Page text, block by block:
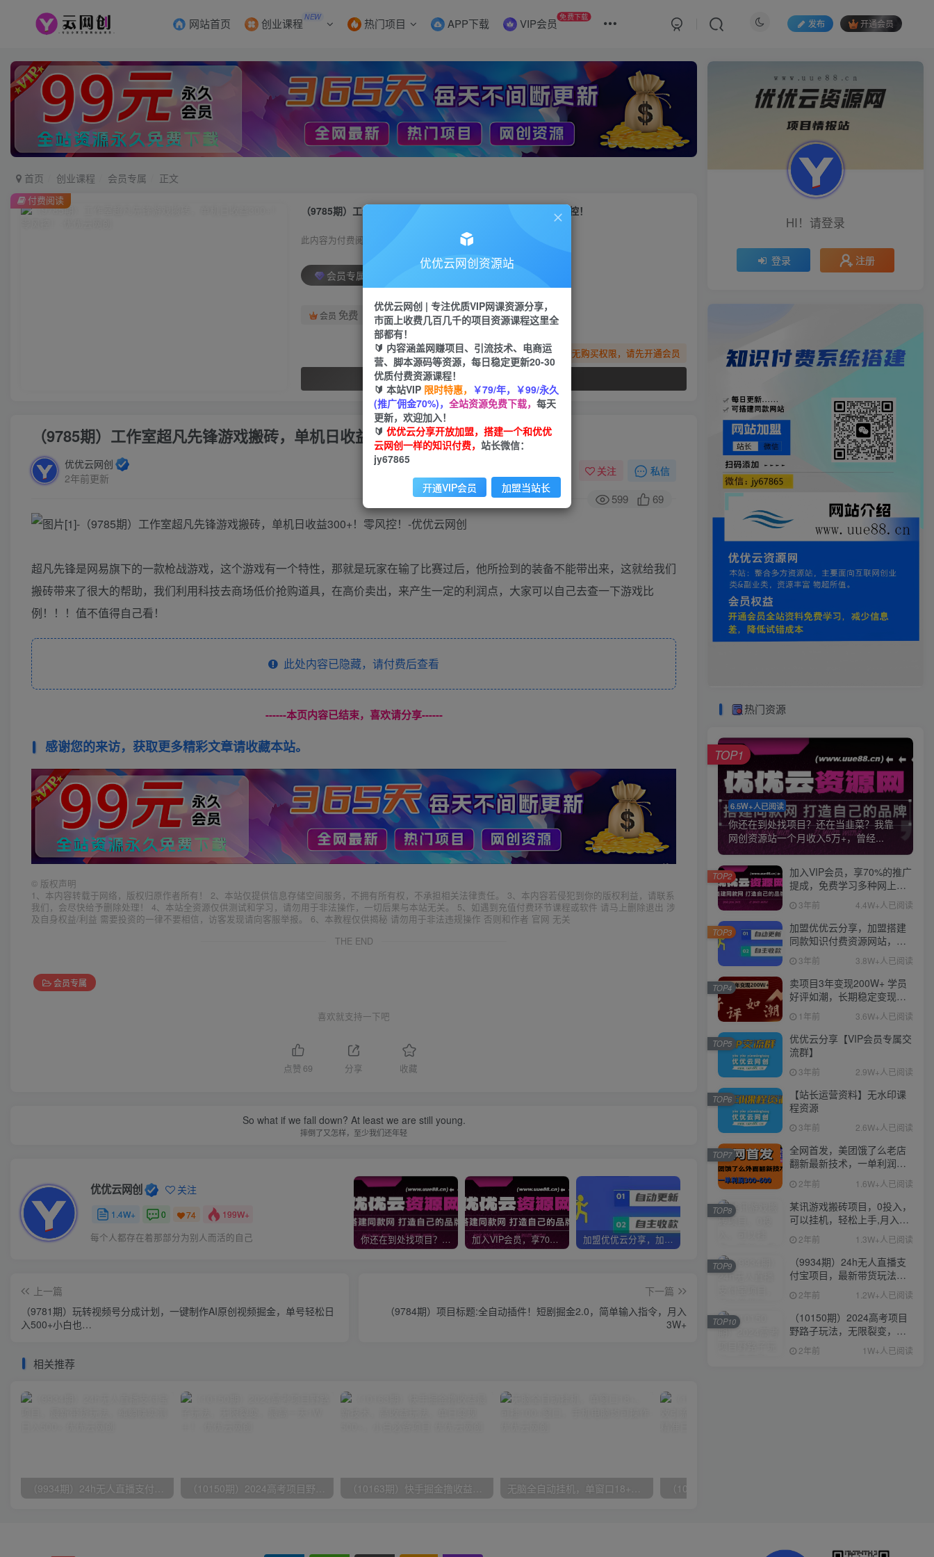
网站首页 创业课程 NEW 热门项目 APP下载 VIP会员 免费下载
发布 开通会员
首页 创业课程 会员专属 正文
（9785期）工作室超凡先锋游戏搬砖，单机日收益300+！零风控！
此内容为付费阅读，请付费后查看
会员专属资源
会员 免费
您暂无购买权限，请先开通会员
付费阅读
（9785期）工作室超凡先锋游戏搬砖，单机日收益300+！零风控！
优优云网创
2年前更新
关注 私信
599 69
超凡先锋是网易旗下的一款枪战游戏，这个游戏有一个特性，那就是玩家在输了比赛过后，他所捡到的装备不能带出来，这就给我们
搬砖带来了很大的帮助，我们利用科技去商场低价抢购道具，在高价卖出，来产生一定的利润点，大家可以自己去查一下游戏比
例！！！值不值得自己看！
此处内容已隐藏，请付费后查看
------本页内容已结束，喜欢请分享------
感谢您的来访，获取更多精彩文章请收藏本站。
© 版权声明
1、本内容转载于网络，版权归原作者所有！ 2、本站仅提供信息存储空间服务，不拥有所有权，不承担相关法律责任。 3、本内容若侵犯到你的版权利益，请联系
我们，会尽快给予删除处理！ 4、本站全资源仅供测试和学习，请勿用于非法操作，一切后果与本站无关。 5、如遇到充值付费环节课程或软件 请马上删除退出 涉
及自身权益/利益 需要投资的一律不要相信，访客发现请向客服举报。 6、本教程仅供揭秘 请勿用于非法违规操作 否则和作者 官网 无关
THE END
会员专属
喜欢就支持一下吧
点赞 69 分享 收藏
So what if we fall down? At least we are still young.
摔倒了又怎样，至少我们还年轻
优优云网创 关注
1.4W+ 0 74 199W+
每个人都存在着那部分为别人而活的自己 你还在到处找项目？还在当韭菜？我靠网创资源站一个月收入5万+，曾经我也是个失败者。 加入VIP会员，享70%的推广提成，免费学习多种网上创业课程，菜鸟秒变大神！ 加盟优优云分享，加盟搭建同款知识付费资源网站，实现长期稳定被动收入~ 优优云分享【VIP会员专属交流群】
上一篇
（9781期）玩转视频号分成计划，一键制作AI原创视频掘金，单号轻松日
入500+小白也…
下一篇
（9784期）项目标题:全自动插件！短剧掘金2.0，简单输入指令，月入
3W+
相关推荐
（9934期）24h无人直播支付宝项目，最新带货玩法，纯躺赚实测日入500+ （10150期）2024高考项目野路子玩法，无限裂变，最高一天1W＋！ （10163期）快手掘金撸收益最新技术，高收益玩法，单日变现500+，小白必备项目 无脑全自动挂机，单窗口18+，可挂100+窗口，手机电脑均可操作
HI！请登录
登录 注册
热门资源
6.5W+人已阅读
你还在到处找项目？还在当韭菜？我靠
网创资源站一个月收入5万+，曾经...
TOP1
加入VIP会员，享70%的推广
提成，免费学习多种网上创
业课程，菜鸟秒变大神！
3年前 4.4W+人已阅读
TOP2
加盟优优云分享，加盟搭建
同款知识付费资源网站，实
现长期稳定被动收入~
3年前 3.8W+人已阅读
TOP3
卖项目3年变现200W+ 学员
好评如潮，长期稳定变现，
可以一直干到老！
1年前 3.6W+人已阅读
TOP4
优优云分享【VIP会员专属交
流群】
3年前 2.9W+人已阅读
TOP5
【站长运营资料】无水印课
程资源
3年前 2.6W+人已阅读
TOP6
全网首发，美团饿了么老店
翻新最新技术，一单利润
300-600
2年前 1.6W+人已阅读
TOP7
某讯游戏搬砖项目，0投入，
可以挂机，轻松上手,月入
3000+上不封顶
2年前 1.3W+人已阅读
TOP8
（9934期）24h无人直播支
付宝项目，最新带货玩法，
纯躺赚实测日入500+
2年前 1.2W+人已阅读
TOP9
（10150期）2024高考项目
野路子玩法，无限裂变，最
高一天1W＋！
2年前 1W+人已阅读
TOP10
优优云网创资源站
优优云网创 | 专注优质VIP网课资源分享，
市面上收费几百几千的项目资源课程这里全
部都有！
🔰 内容涵盖网赚项目、引流技术、电商运
营、脚本源码等资源，每日稳定更新20-30
优质付费资源课程！
🔰 本站VIP 限时特惠， ￥79/年，￥99/永久
(推广佣金70%)， 全站资源免费下载， 每天
更新，欢迎加入！
🔰 优优云分享开放加盟，搭建一个和优优
云网创一样的知识付费， 站长微信：
jy67865
开通VIP会员 加盟当站长